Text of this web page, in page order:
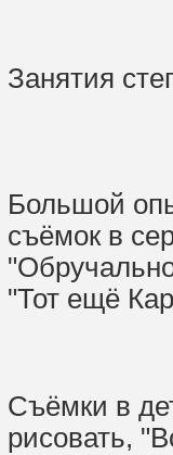
Занятия
Большой
съёмок в
"Тот ещё
Съёмки в
рисовать,